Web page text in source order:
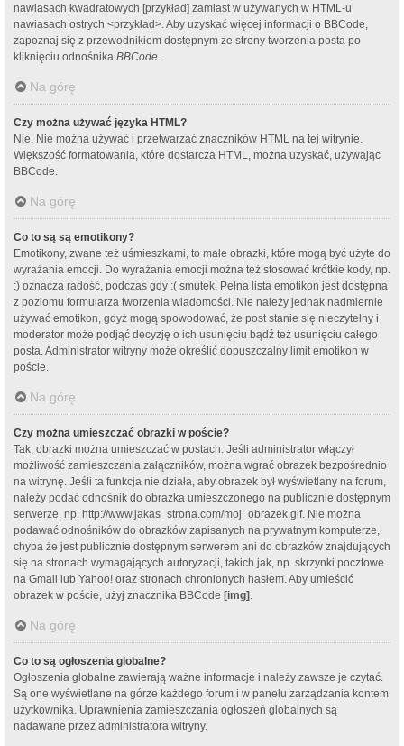
nawiasach kwadratowych [przykład] zamiast w używanych w HTML-u
nawiasach ostrych <przykład>. Aby uzyskać więcej informacji o BBCode,
zapoznaj się z przewodnikiem dostępnym ze strony tworzenia posta po
kliknięciu odnośnika BBCode.
Na górę
Czy można używać języka HTML?
Nie. Nie można używać i przetwarzać znaczników HTML na tej witrynie.
Większość formatowania, które dostarcza HTML, można uzyskać, używając
BBCode.
Na górę
Co to są są emotikony?
Emotikony, zwane też uśmieszkami, to małe obrazki, które mogą być użyte do
wyrażania emocji. Do wyrażania emocji można też stosować krótkie kody, np.
:) oznacza radość, podczas gdy :( smutek. Pełna lista emotikon jest dostępna
z poziomu formularza tworzenia wiadomości. Nie należy jednak nadmiernie
używać emotikon, gdyż mogą spowodować, że post stanie się nieczytelny i
moderator może podjąć decyzję o ich usunięciu bądź też usunięciu całego
posta. Administrator witryny może określić dopuszczalny limit emotikon w
poście.
Na górę
Czy można umieszczać obrazki w poście?
Tak, obrazki można umieszczać w postach. Jeśli administrator włączył
możliwość zamieszczania załączników, można wgrać obrazek bezpośrednio
na witrynę. Jeśli ta funkcja nie działa, aby obrazek był wyświetlany na forum,
należy podać odnośnik do obrazka umieszczonego na publicznie dostępnym
serwerze, np. http://www.jakas_strona.com/moj_obrazek.gif. Nie można
podawać odnośników do obrazków zapisanych na prywatnym komputerze,
chyba że jest publicznie dostępnym serwerem ani do obrazków znajdujących
się na stronach wymagających autoryzacji, takich jak, np. skrzynki pocztowe
na Gmail lub Yahoo! oraz stronach chronionych hasłem. Aby umieścić
obrazek w poście, użyj znacznika BBCode [img] .
Na górę
Co to są ogłoszenia globalne?
Ogłoszenia globalne zawierają ważne informacje i należy zawsze je czytać.
Są one wyświetlane na górze każdego forum i w panelu zarządzania kontem
użytkownika. Uprawnienia zamieszczania ogłoszeń globalnych są
nadawane przez administratora witryny.